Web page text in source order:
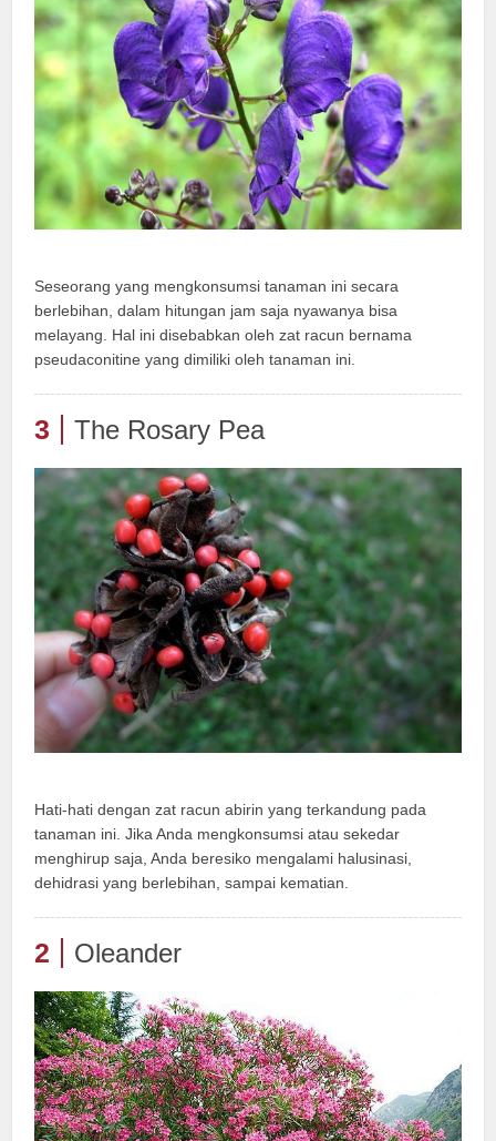
Seseorang yang mengkonsumsi tanaman ini secara
berlebihan, dalam hitungan jam saja nyawanya bisa
melayang. Hal ini disebabkan oleh zat racun bernama
pseudaconitine yang dimiliki oleh tanaman ini.
3 The Rosary Pea
Hati-hati dengan zat racun abirin yang terkandung pada
tanaman ini. Jika Anda mengkonsumsi atau sekedar
menghirup saja, Anda beresiko mengalami halusinasi,
dehidrasi yang berlebihan, sampai kematian.
2 Oleander